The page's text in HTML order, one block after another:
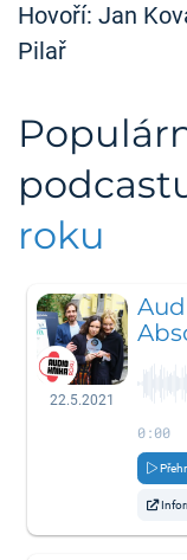
Hovoří: Jan
Pilař
roku
22.5.2021
0:00